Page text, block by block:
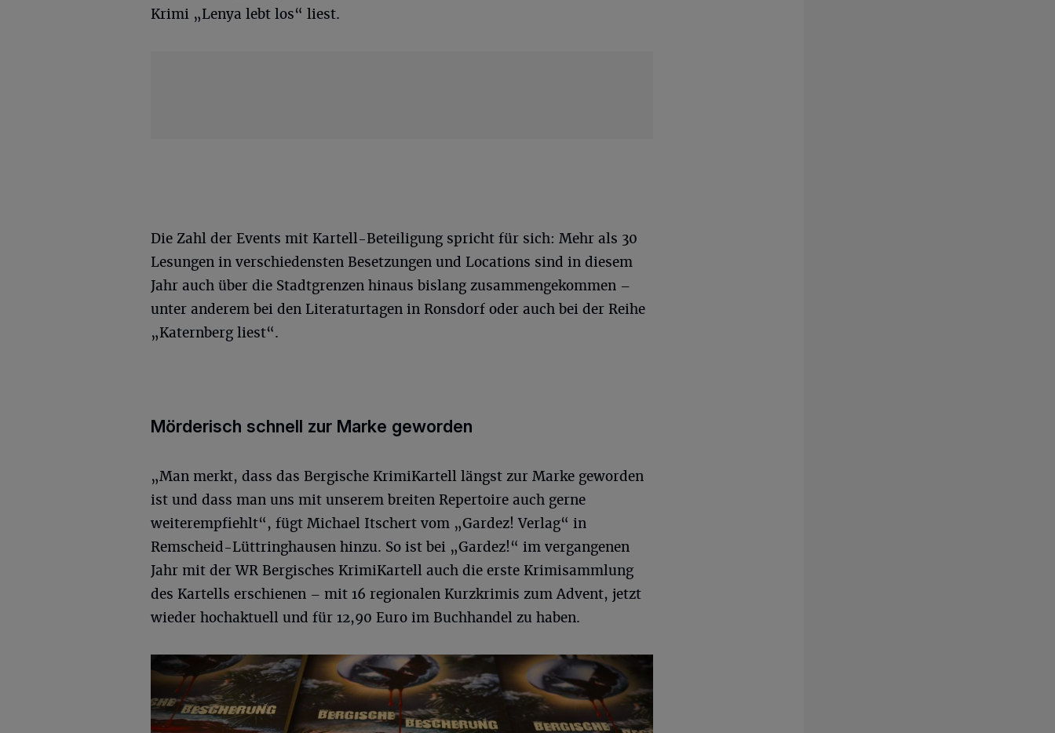
Krimi „Lenya lebt los“ liest.
Die Zahl der Events mit Kartell-Beteiligung spricht für sich: Mehr als 30
Lesungen in verschiedensten Besetzungen und Locations sind in diesem
Jahr auch über die Stadtgrenzen hinaus bislang zusammengekommen –
unter anderem bei den Literaturtagen in Ronsdorf oder auch bei der Reihe
„Katernberg liest“.
Mörderisch schnell zur Marke geworden
„Man merkt, dass das Bergische KrimiKartell längst zur Marke geworden
ist und dass man uns mit unserem breiten Repertoire auch gerne
weiterempfiehlt“, fügt Michael Itschert vom „Gardez! Verlag“ in
Remscheid-Lüttringhausen hinzu. So ist bei „Gardez!“ im vergangenen
Jahr mit der WR Bergisches KrimiKartell auch die erste Krimisammlung
des Kartells erschienen – mit 16 regionalen Kurzkrimis zum Advent, jetzt
wieder hochaktuell und für 12,90 Euro im Buchhandel zu haben.